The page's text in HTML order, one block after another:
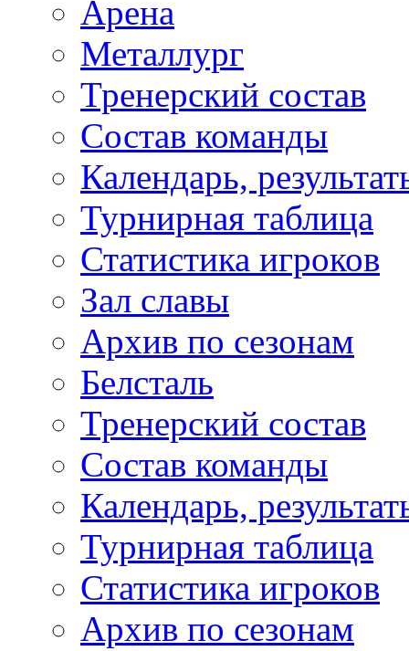
Арена
Металлург
Тренерский состав
Состав команды
Календарь,
Турнирная таблица
Статистика игроков
Зал славы
Архив по сезонам
Белсталь
Тренерский состав
Состав команды
Календарь,
Турнирная таблица
Статистика игроков
Архив по сезонам